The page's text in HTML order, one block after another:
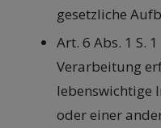
gesetzliche
Art. 6 Abs. 1 S.
Verarbeitung
lebenswichtige
oder einer